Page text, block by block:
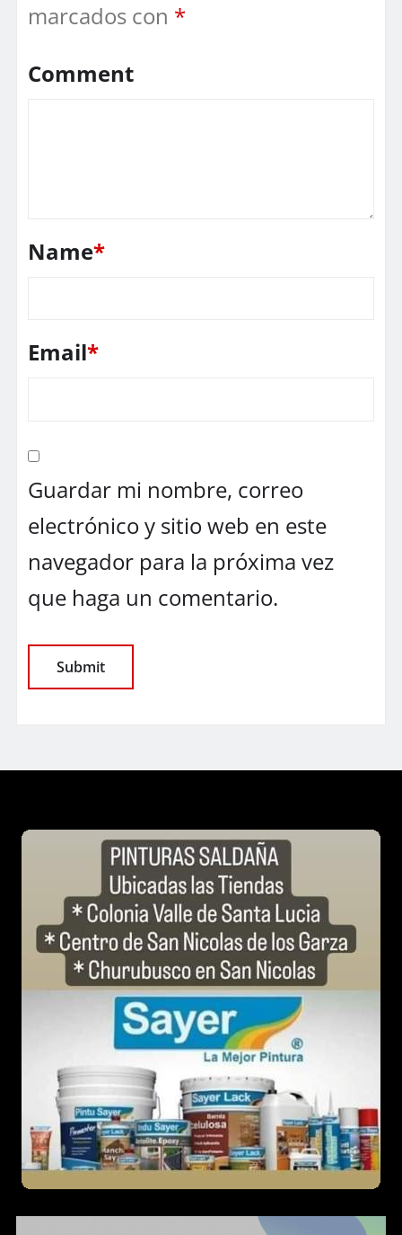
marcados con *
Comment
Name*
Email*
Guardar mi nombre, correo
electrónico y sitio web en este
navegador para la próxima vez
que haga un comentario.